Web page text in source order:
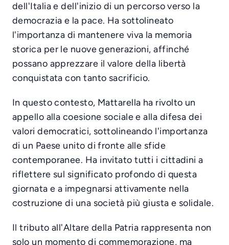
dell'Italia e dell'inizio di un percorso verso la
democrazia e la pace. Ha sottolineato
l'importanza di mantenere viva la memoria
storica per le nuove generazioni, affinché
possano apprezzare il valore della libertà
conquistata con tanto sacrificio.
In questo contesto, Mattarella ha rivolto un
appello alla coesione sociale e alla difesa dei
valori democratici, sottolineando l'importanza
di un Paese unito di fronte alle sfide
contemporanee. Ha invitato tutti i cittadini a
riflettere sul significato profondo di questa
giornata e a impegnarsi attivamente nella
costruzione di una società più giusta e solidale.
Il tributo all'Altare della Patria rappresenta non
solo un momento di commemorazione, ma